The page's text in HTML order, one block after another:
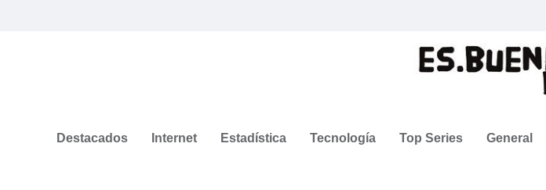
Destacados Internet Estadística Tecnología Top Series General